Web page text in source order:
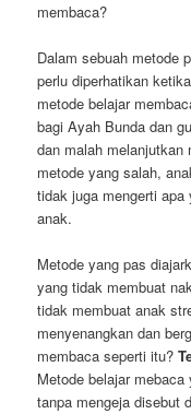
membaca?
Dalam sebuah metode
perlu diperhatikan
metode belajar
bagi Ayah Bunda dan
dan malah melanjutkan
metode yang salah,
tidak juga mengerti
anak.
Metode yang pas
yang tidak membuat
tidak membuat anak
menyenangkan dan
membaca seperti itu?
Metode belajar
tanpa mengeja disebut